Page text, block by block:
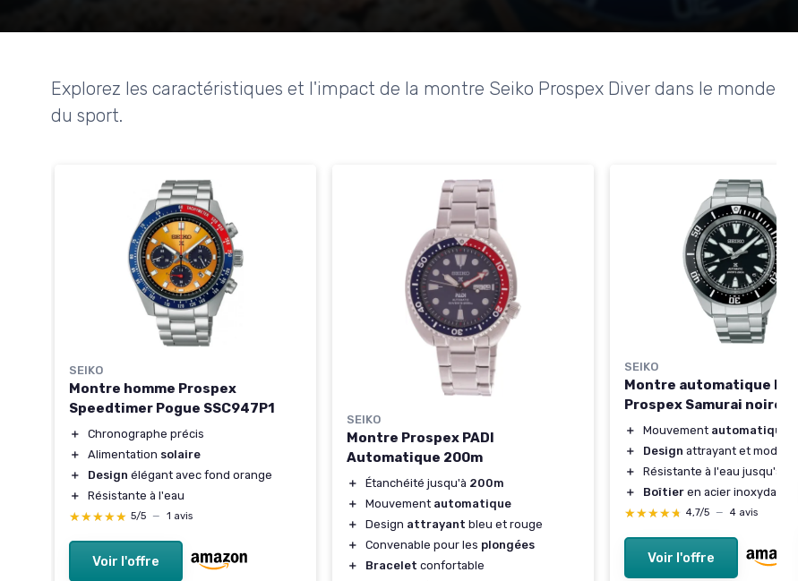
Explorez les caractéristiques et l'impact de la montre Seiko Prospex Diver dans le monde
du sport.
SEIKO
Montre homme Prospex
Speedtimer Pogue SSC947P1
＋
Chronographe précis
＋
Alimentation solaire
＋
Design élégant avec fond orange
＋
Résistante à l'eau
★★★★★
★★★★★ 5/5 — 1 avis
Voir l'offre
SEIKO
Montre Prospex PADI
Automatique 200m
＋ Étanchéité jusqu'à 200m
＋
Mouvement automatique
＋
Design attrayant bleu et rouge
＋
Convenable pour les plongées
＋
Bracelet confortable
SEIKO
Montre automatique
Prospex Samurai noire
＋ Mouvement automatique
＋
Design attrayant et moderne
＋
Résistante à l'eau jusqu'à
＋
Boîtier en acier inoxydable
★★★★★
★★★★★ 4,7/5 — 4 avis
Voir l'offre